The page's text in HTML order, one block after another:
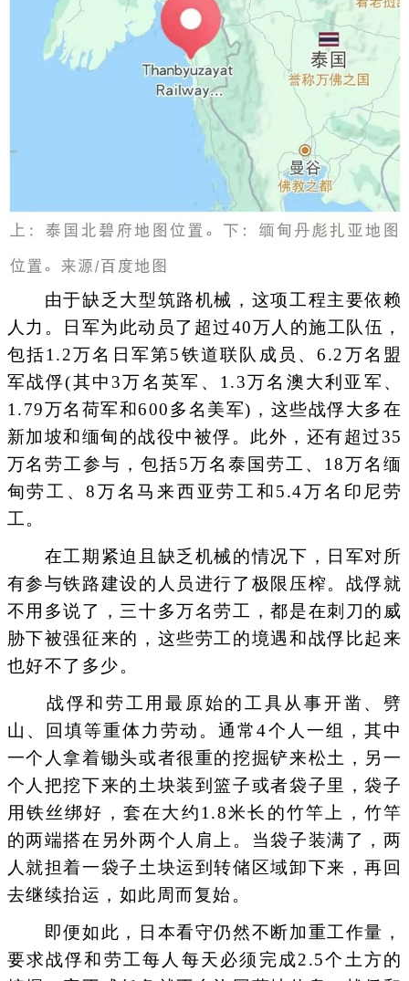
由于缺乏大型筑路机械，这项工程主要依赖
人力。日军为此动员了超过40万人的施工队伍，
包括1.2万名日军第5铁道联队成员、6.2万名盟
军战俘(其中3万名英军、1.3万名澳大利亚军、
1.79万名荷军和600多名美军)，这些战俘大多在
新加坡和缅甸的战役中被俘。此外，还有超过35
万名劳工参与，包括5万名泰国劳工、18万名缅
甸劳工、8万名马来西亚劳工和5.4万名印尼劳
工。
在工期紧迫且缺乏机械的情况下，日军对所
有参与铁路建设的人员进行了极限压榨。战俘就
不用多说了，三十多万名劳工，都是在刺刀的威
胁下被强征来的，这些劳工的境遇和战俘比起来
也好不了多少。
战俘和劳工用最原始的工具从事开凿、劈
山、回填等重体力劳动。通常4个人一组，其中
一个人拿着锄头或者很重的挖掘铲来松土，另一
个人把挖下来的土块装到篮子或者袋子里，袋子
用铁丝绑好，套在大约1.8米长的竹竿上，竹竿
的两端搭在另外两个人肩上。当袋子装满了，两
人就担着一袋子土块运到转储区域卸下来，再回
去继续抬运，如此周而复始。
即便如此，日本看守仍然不断加重工作量，
要求战俘和劳工每人每天必须完成2.5个土方的